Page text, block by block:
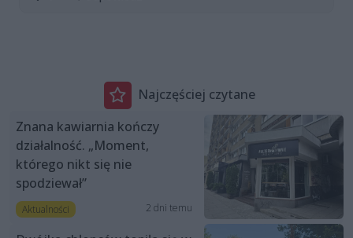
Najczęściej czytane
Znana kawiarnia kończy
działalność. „Moment,
którego nikt się nie
spodziewał”
Aktualności 2 dni temu